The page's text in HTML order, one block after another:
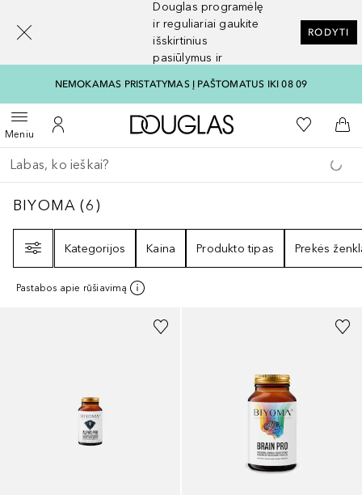
Douglas programėlę
ir reguliariai gaukite
išskirtinius
pasiūlymus ir
RODYTI
NEMOKAMAS PRISTATYMAS Į PAŠTOMATUS IKI 08 09
MeniuAtidaryti meniuĮ mano paskyrą
Į Douglas pagrindinį
Į mano
Į
Grįžk atgal
Vykdykite paiešką
BIYOMA6
BIYOMA (6)
Kategorijos
Kaina Produkto tipas Prekės
Pastabos apie rūšiavimą
[navigation.slideout.screenreader]